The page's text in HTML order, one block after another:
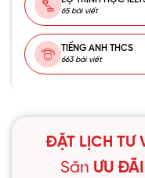
65 bài viết
TIẾNG ANH THCS
663 bài viết
ĐẶT LỊCH TƯ
Săn ƯU ĐÃI